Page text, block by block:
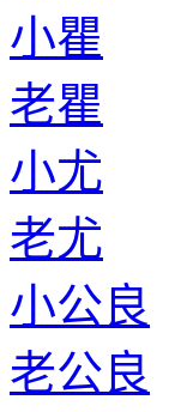
小瞿
老瞿
小尤
老尤
小公良
老公良